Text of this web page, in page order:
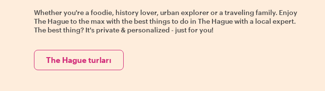
Whether you're a foodie, history lover, urban explorer or a traveling family. Enjoy
The Hague to the max with the best things to do in The Hague with a local expert.
The best thing? It's private & personalized - just for you!
The Hague turları